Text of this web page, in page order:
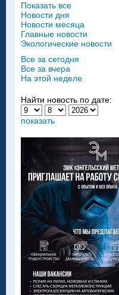
Показать все
Новости дня
Новости месяца
Главные новости
Экологические новости
Все за сегодня
Все за вчера
На этой неделе
Найти новость по дате:
показать